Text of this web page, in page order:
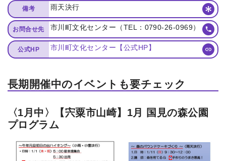
備考 雨天決行
お問合せ先 市川町文化センター（TEL：0790-26-0969）
公式HP 市川町文化センター【公式HP】
長期開催中のイベントも要チェック
〈1月中〉【宍粟市山崎】1月 国見の森公園
プログラム